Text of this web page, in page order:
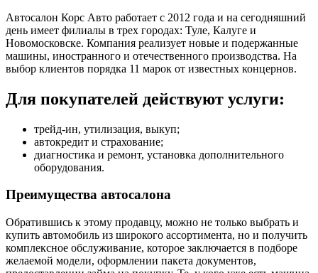
Автосалон Корс Авто работает с 2012 года и на сегодняшний
день имеет филиалы в трех городах: Туле, Калуге и
Новомосковске. Компания реализует новые и подержанные
машины, иностранного и отечественного производства. На
выбор клиентов порядка 11 марок от известных концернов.
Для покупателей действуют услуги:
трейд-ин, утилизация, выкуп;
автокредит и страхование;
диагностика и ремонт, установка дополнительного
оборудования.
Преимущества автосалона
Обратившись к этому продавцу, можно не только выбрать и
купить автомобиль из широкого ассортимента, но и получить
комплексное обслуживание, которое заключается в подборе
желаемой модели, оформлении пакета документов,